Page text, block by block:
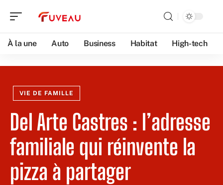
À la une Auto Business Habitat High-tech
VIE DE FAMILLE
Del Arte Castres : l’adresse
familiale qui réinvente la
pizza à partager